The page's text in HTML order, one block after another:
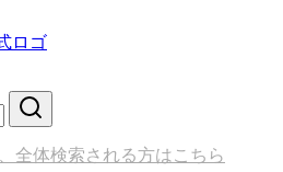
全体検索される方はこちら